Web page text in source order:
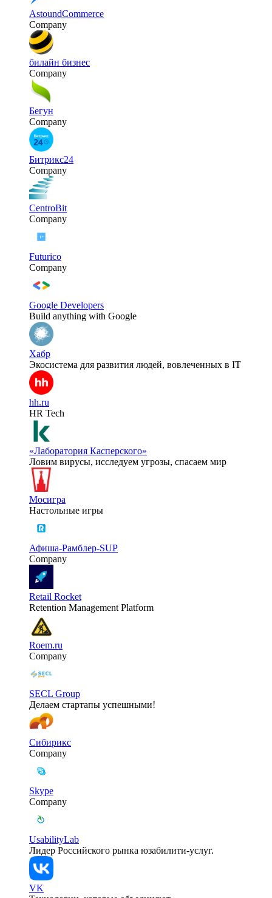
AstoundCommerce
Company
билайн бизнес
Company
Бегун
Company
Битрикс24
Company
CentroBit
Company
Futurico
Company
Google Developers
Build anything with Google
Хабр
Экосистема для развития людей, вовлеченных в IT
hh.ru
HR Tech
«Лаборатория Касперского»
Ловим вирусы, исследуем угрозы, спасаем мир
Мосигра
Настольные игры
Афиша-Рамблер-SUP
Company
Retail Rocket
Retention Management Platform
Roem.ru
Company
SECL Group
Делаем стартапы успешными!
Сибирикс
Company
Skype
Company
UsabilityLab
Лидер Российского рынка юзабилити-услуг.
VK